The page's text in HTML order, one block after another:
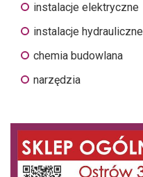
instalacje elektryczne
instalacje hydrauliczne
chemia budowlana
narzędzia